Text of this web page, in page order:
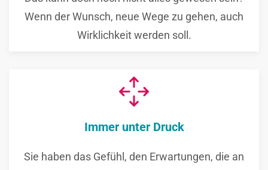
Wenn der Wunsch, neue Wege zu gehen, auch
Wirklichkeit werden soll.
Immer unter Druck
Sie haben das Gefühl, den Erwartungen, die an